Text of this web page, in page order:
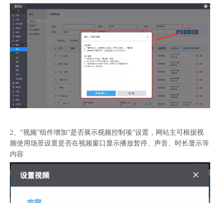
2、“视频”组件增加“是否展示视频控制项”设置，网站主可根据视
频使用场景设置是否在视频窗口显示播放暂停、声音、时长显示等
内容